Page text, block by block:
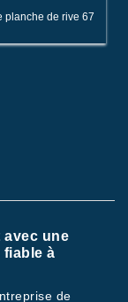
planche de rive 67
avec une
à
de